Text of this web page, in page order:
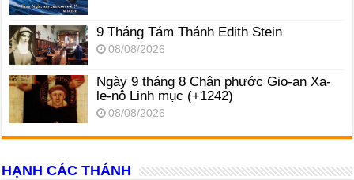
9 Tháng Tám Thánh Edith Stein
08/08/2026
Ngày 9 tháng 8 Chân phước Gio-an Xa-
le-nô Linh mục (+1242)
08/08/2026
HẠNH CÁC THÁNH